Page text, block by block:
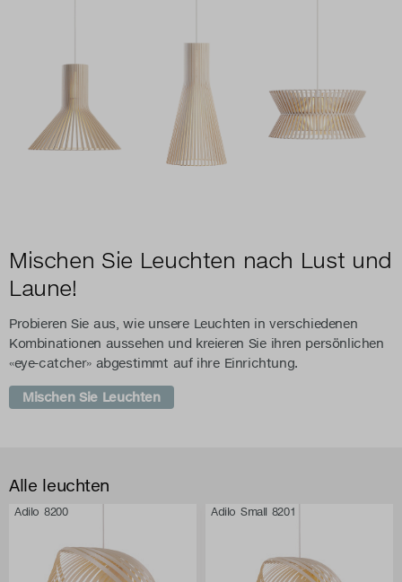
Mischen Sie Leuchten nach Lust und
Laune!
Probieren Sie aus, wie unsere Leuchten in verschiedenen
Kombinationen aussehen und kreieren Sie ihren persönlichen
«eye-catcher» abgestimmt auf ihre Einrichtung.
Mischen Sie Leuchten
Alle leuchten
Adilo 8200 Adilo Small 8201